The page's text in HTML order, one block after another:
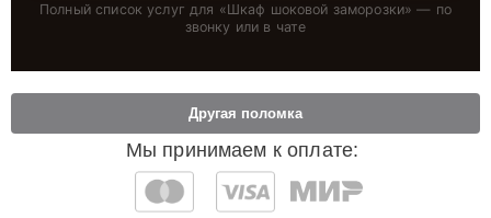
Полный список услуг для «Шкаф шоковой заморозки» — по
звонку или в чате
Мы принимаем к оплате:
Другая поломка